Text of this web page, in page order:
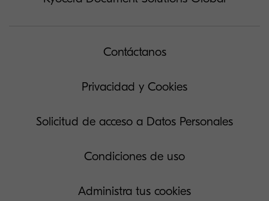
Contáctanos
Privacidad y Cookies
Solicitud de acceso a Datos Personales
Condiciones de uso
Administra tus cookies